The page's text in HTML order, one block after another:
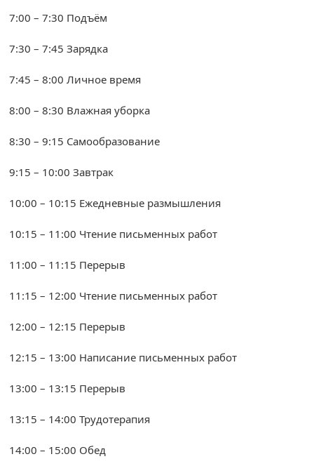
7:00 – 7:30 Подъём
7:30 – 7:45 Зарядка
7:45 – 8:00 Личное время
8:00 – 8:30 Влажная уборка
8:30 – 9:15 Самообразование
9:15 – 10:00 Завтрак
10:00 – 10:15 Ежедневные размышления
10:15 – 11:00 Чтение письменных работ
11:00 – 11:15 Перерыв
11:15 – 12:00 Чтение письменных работ
12:00 – 12:15 Перерыв
12:15 – 13:00 Написание письменных работ
13:00 – 13:15 Перерыв
13:15 – 14:00 Трудотерапия
14:00 – 15:00 Обед